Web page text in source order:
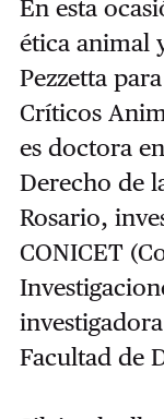
En esta
ética animal
Pezzetta
Críticos
es doctora
Derecho de
Rosario,
CONICET
Facultad de